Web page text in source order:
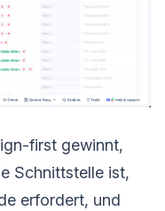
first gewinnt,
Schnittstelle ist,
erfordert, und